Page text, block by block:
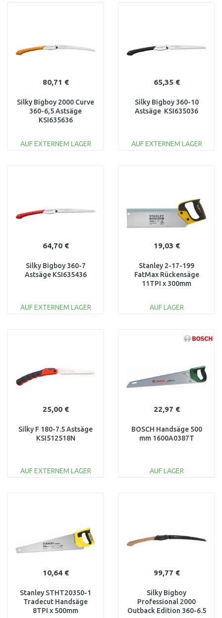
80,71 €
Silky Bigboy 2000 Curve
360-6,5 Astsäge
KSI635636
AUF EXTERNEM LAGER
65,35 €
Silky Bigboy 360-10
Astsäge KSI635036
AUF EXTERNEM LAGER
64,70 €
Silky Bigboy 360-7
Astsäge KSI635436
AUF EXTERNEM LAGER
19,03 €
Stanley 2-17-199
FatMax Rückensäge
11TPI x 300mm
AUF LAGER
25,00 €
Silky F 180-7.5 Astsäge
KSI512518N
AUF EXTERNEM LAGER
22,97 €
BOSCH Handsäge 500
mm 1600A0387T
AUF LAGER
10,64 €
Stanley STHT20350-1
Tradecut Handsäge
8TPI x 500mm
99,77 €
Silky Bigboy
Professional 2000
Outback Edition 360-6.5